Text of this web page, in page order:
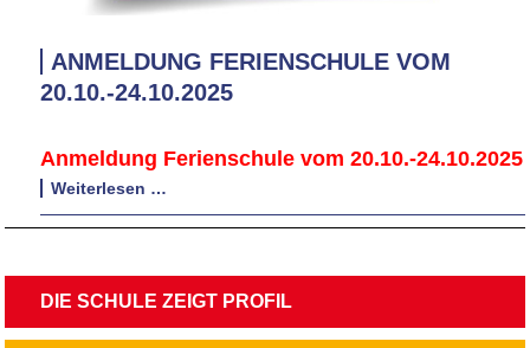
ANMELDUNG FERIENSCHULE VOM
20.10.-24.10.2025
Anmeldung Ferienschule vom 20.10.-24.10.2025
Weiterlesen …
Ferienschule
20.10.-24.10.2025
NAVIGATION
ÜBERSPRINGEN
DIE SCHULE ZEIGT PROFIL